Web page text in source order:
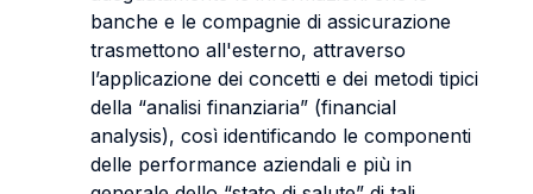
banche e le compagnie di assicurazione
trasmettono all'esterno, attraverso
l’applicazione dei concetti e dei metodi tipici
della “analisi finanziaria” (financial
analysis), così identificando le componenti
delle performance aziendali e più in